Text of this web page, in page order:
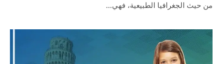
من حيث الجغرافيا الطبيعية، فهي…